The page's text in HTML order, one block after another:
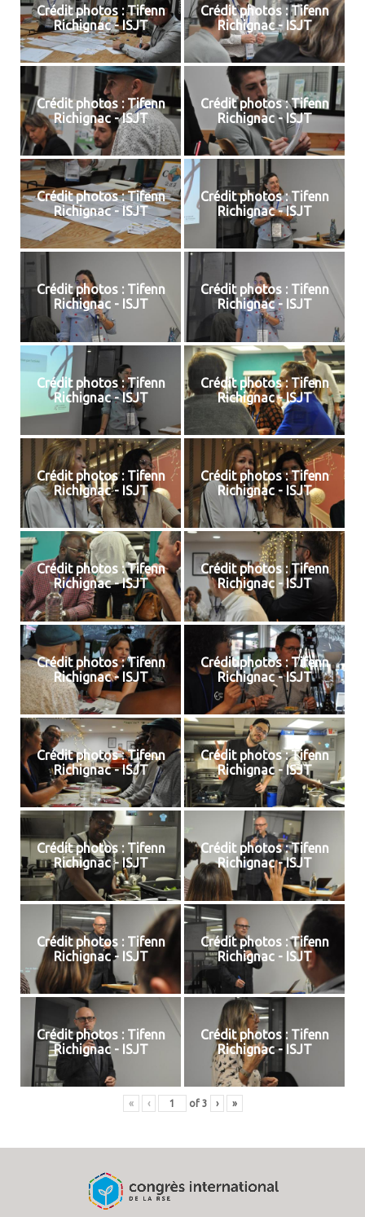
Crédit photos : Tifenn
Richignac - ISJT
Crédit photos : Tifenn
Richignac - ISJT
Crédit photos : Tifenn
Richignac - ISJT
Crédit photos : Tifenn
Richignac - ISJT
Crédit photos : Tifenn
Richignac - ISJT
Crédit photos : Tifenn
Richignac - ISJT
Crédit photos : Tifenn
Richignac - ISJT
Crédit photos : Tifenn
Richignac - ISJT
Crédit photos : Tifenn
Richignac - ISJT
Crédit photos : Tifenn
Richignac - ISJT
Crédit photos : Tifenn
Richignac - ISJT
Crédit photos : Tifenn
Richignac - ISJT
Crédit photos : Tifenn
Richignac - ISJT
Crédit photos : Tifenn
Richignac - ISJT
Crédit photos : Tifenn
Richignac - ISJT
Crédit photos : Tifenn
Richignac - ISJT
Crédit photos : Tifenn
Richignac - ISJT
Crédit photos : Tifenn
Richignac - ISJT
Crédit photos : Tifenn
Richignac - ISJT
Crédit photos : Tifenn
Richignac - ISJT
Crédit photos : Tifenn
Richignac - ISJT
Crédit photos : Tifenn
Richignac - ISJT
Crédit photos : Tifenn
Richignac - ISJT
Crédit photos : Tifenn
Richignac - ISJT
« ‹ of 3 › »